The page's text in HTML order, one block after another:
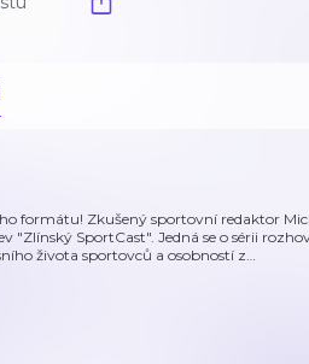
formátu! Zkušený sportovní redaktor
"Zlínský SportCast". Jedná se o sérii
života sportovců a osobností z…